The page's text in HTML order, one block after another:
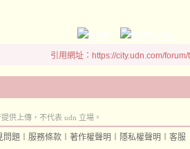
引用網址：https://city.udn.com/
供上傳，不代表 udn 立場。
問題 服務條款 著作權聲明 隱私權聲明 客服